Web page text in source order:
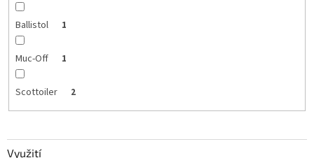
Ballistol 1
Muc-Off 1
Scottoiler 2
Využití